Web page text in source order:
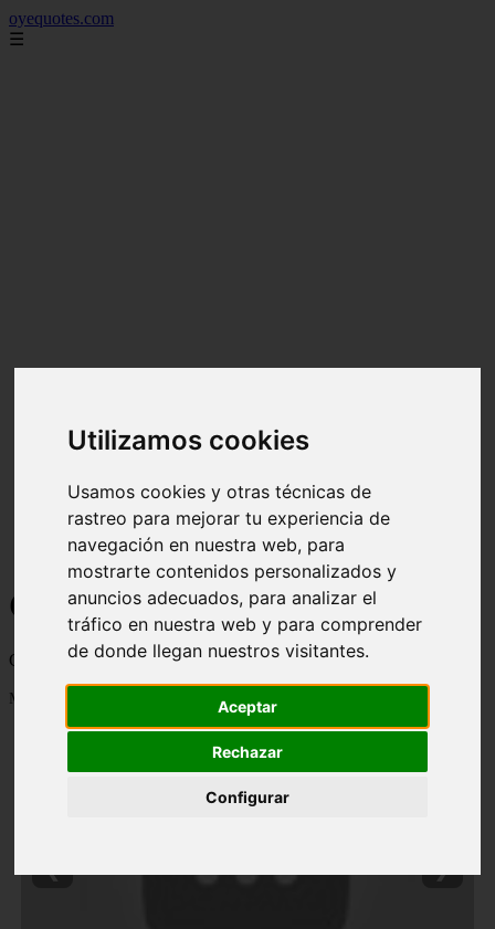
Utilizamos cookies
Usamos cookies y otras técnicas de
rastreo para mejorar tu experiencia de
navegación en nuestra web, para
mostrarte contenidos personalizados y
anuncios adecuados, para analizar el
tráfico en nuestra web y para comprender
de donde llegan nuestros visitantes.
Aceptar
Rechazar
Configurar
oyequotes.com
☰
Curiosidades y Sabias que
Cosas curiosas, curiosidades, noticias impactantes y mucho mas
Mostrando 1 - 24 de 2838 artículos